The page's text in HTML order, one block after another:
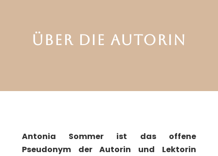
ÜBER DIE AUTORIN
Antonia Sommer ist das offene
Pseudonym der Autorin und Lektorin